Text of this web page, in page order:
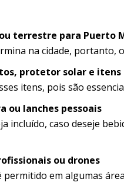
terrestre para Puerto
na cidade, portanto,
protetor solar e itens
itens, pois são
ou lanches pessoais
incluído, caso deseje
ou drones
permitido em algumas